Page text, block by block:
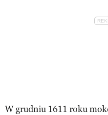
W grudniu 1611 roku